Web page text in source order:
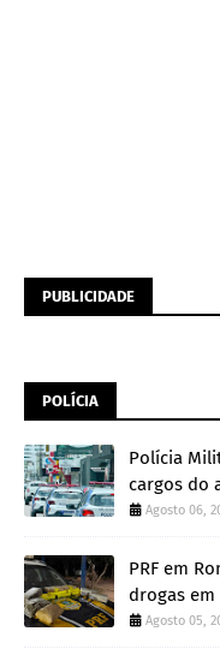
PUBLICIDADE
POLÍCIA
Polícia
cargos do
Agosto 06,
PRF em
drogas em
Agosto 05,